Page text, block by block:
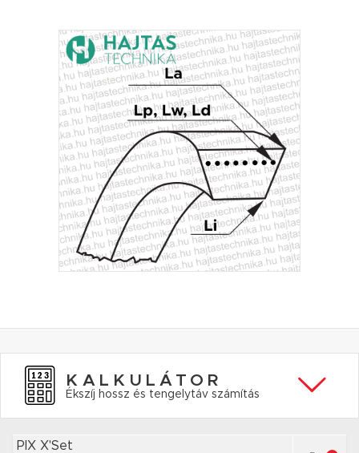
KALKULÁTOR
Ékszíj hossz és tengelytáv számítás
PIX X'Set